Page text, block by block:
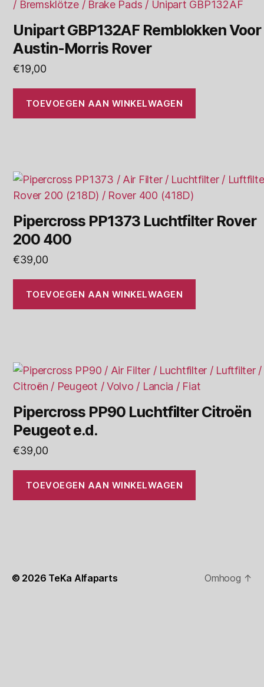
Unipart GBP132AF Remblokken Voor
Austin-Morris Rover
€19,00
TOEVOEGEN AAN WINKELWAGEN
Pipercross PP1373 Luchtfilter Rover
200 400
€39,00
TOEVOEGEN AAN WINKELWAGEN
Pipercross PP90 Luchtfilter Citroën
Peugeot e.d.
€39,00
TOEVOEGEN AAN WINKELWAGEN
© 2026 TeKa Alfaparts Omhoog ↑